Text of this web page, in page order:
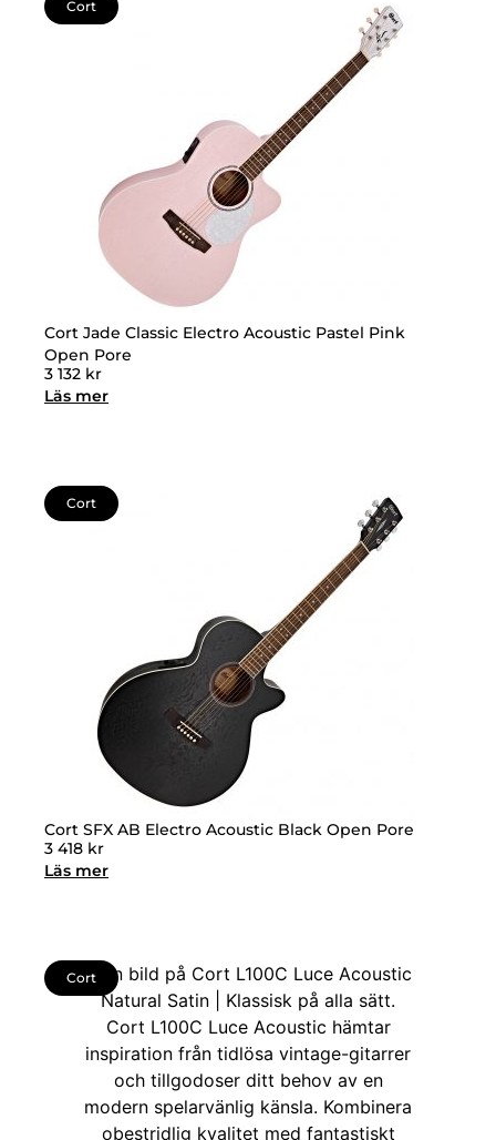
Cort
Cort Jade Classic Electro Acoustic Pastel Pink
Open Pore
3 132 kr
Läs mer
Cort
Cort SFX AB Electro Acoustic Black Open Pore
3 418 kr
Läs mer
Cort